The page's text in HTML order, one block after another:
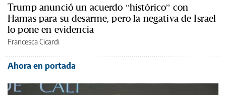
Trump anunció un acuerdo “histórico” con
Hamas para su desarme, pero la negativa de Israel
lo pone en evidencia
Francesca Cicardi
Ahora en portada